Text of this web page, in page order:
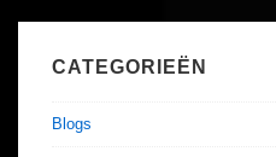
CATEGORIEËN
Blogs